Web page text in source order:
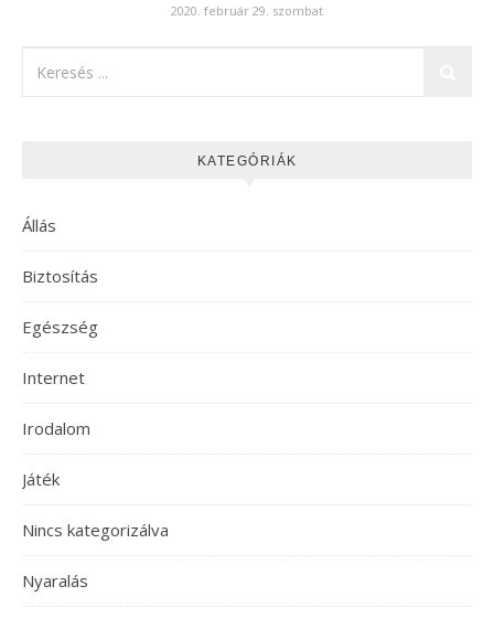
2020. február 29. szombat
KATEGÓRIÁK
Állás
Biztosítás
Egészség
Internet
Irodalom
Játék
Nincs kategorizálva
Nyaralás